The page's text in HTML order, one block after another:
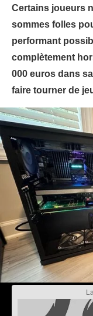
Certains joueurs
sommes folles
performant
complètement
000 euros dans
faire tourner de